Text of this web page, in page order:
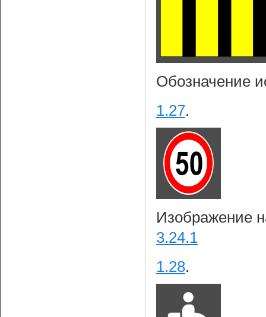
Обозначение
1.27.
Изображение
3.24.1
1.28.